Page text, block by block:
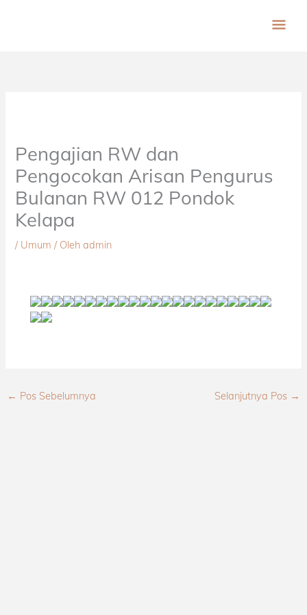
Pengajian RW dan
Pengocokan Arisan Pengurus
Bulanan RW 012 Pondok
Kelapa
/ Umum / Olehadmin
← Pos Sebelumnya Selanjutnya Pos →